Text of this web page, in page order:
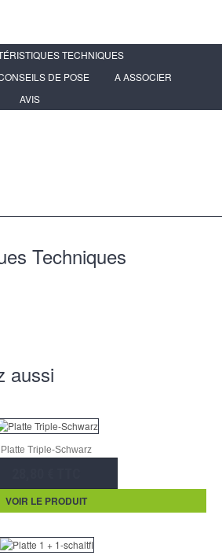
TECHNIQUES
DE POSE
A ASSOCIER
AVIS
Techniques
aussi
Platte Triple-Schwarz
VOIR LE PRODUIT